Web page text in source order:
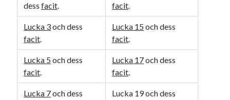
dessfacit.
facit.
Lucka 3och dess
facit.
Lucka 15 och dess
facit.
Lucka 5 och dess
facit.
Lucka 17och dess
facit.
Lucka 7och dess
Lucka 19 och dess